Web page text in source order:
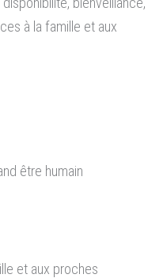
à la famille et aux
être humain
et aux proches